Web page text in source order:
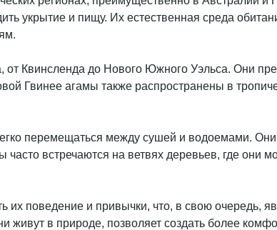
укрытие и пищу. Их естественная среда
Квинсленда до Нового Южного Уэльса. Они
Гвинее агамы также распространены в
перемещаться между сушей и водоемами. Они
встречаются на ветвях деревьев, где они
поведение и привычки, что, в свою очередь,
живут в природе, позволяет создать более